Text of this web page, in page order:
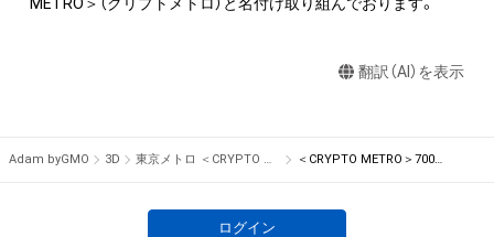
に反する利用またはその恐れのある利用など、作成者が不適切
このアイテムに関するお問い合わせ先
METRO＞（クリプトメトロ）と名付け取り組んでおります。
翻訳（AI）を表示
Adam byGMO 3D 東京メトロ ＜CRYPTO METRO＞ ＜CRYPTO METRO＞7000系引退記念3DモデリングNFT 営団地下鉄ver
ログイン